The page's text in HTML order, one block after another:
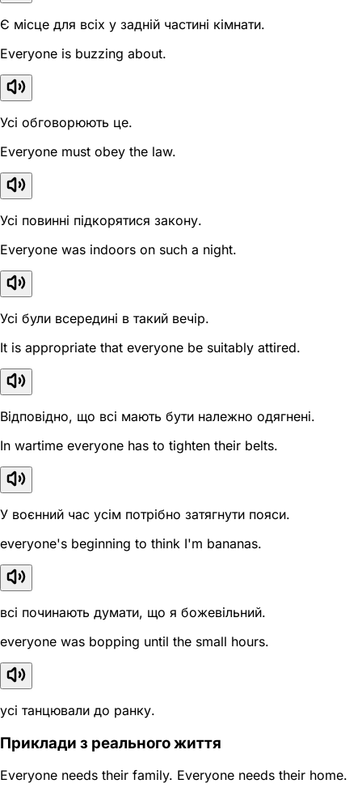
Є місце для всіх у задній частині кімнати.
Everyone is buzzing about.
Усі обговорюють це.
Everyone must obey the law.
Усі повинні підкорятися закону.
Everyone was indoors on such a night.
Усі були всередині в такий вечір.
It is appropriate that everyone be suitably attired.
Відповідно, що всі мають бути належно одягнені.
In wartime everyone has to tighten their belts.
У воєнний час усім потрібно затягнути пояси.
everyone's beginning to think I'm bananas.
всі починають думати, що я божевільний.
everyone was bopping until the small hours.
усі танцювали до ранку.
Приклади з реального життя
Everyone needs their family. Everyone needs their home.